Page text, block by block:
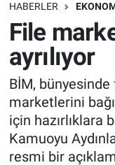
HABERLER
File
ayrılıyor
BİM,
marketlerini
için hazırlıklara
Kamuoyu
resmi bir
Bilim turu
Bilim ve
Doğa
Dünya
Ege Saati
Dünya
Teknoloji
Sağlık
Spor
Yayın Akışı
Trafik Durumu
Süper Lig
Tüm
Son Dakika
Haber Arşivi